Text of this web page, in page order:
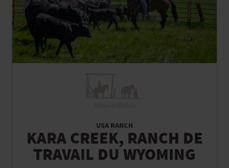
USA RANCH
KARA CREEK, RANCH DE
TRAVAIL DU WYOMING